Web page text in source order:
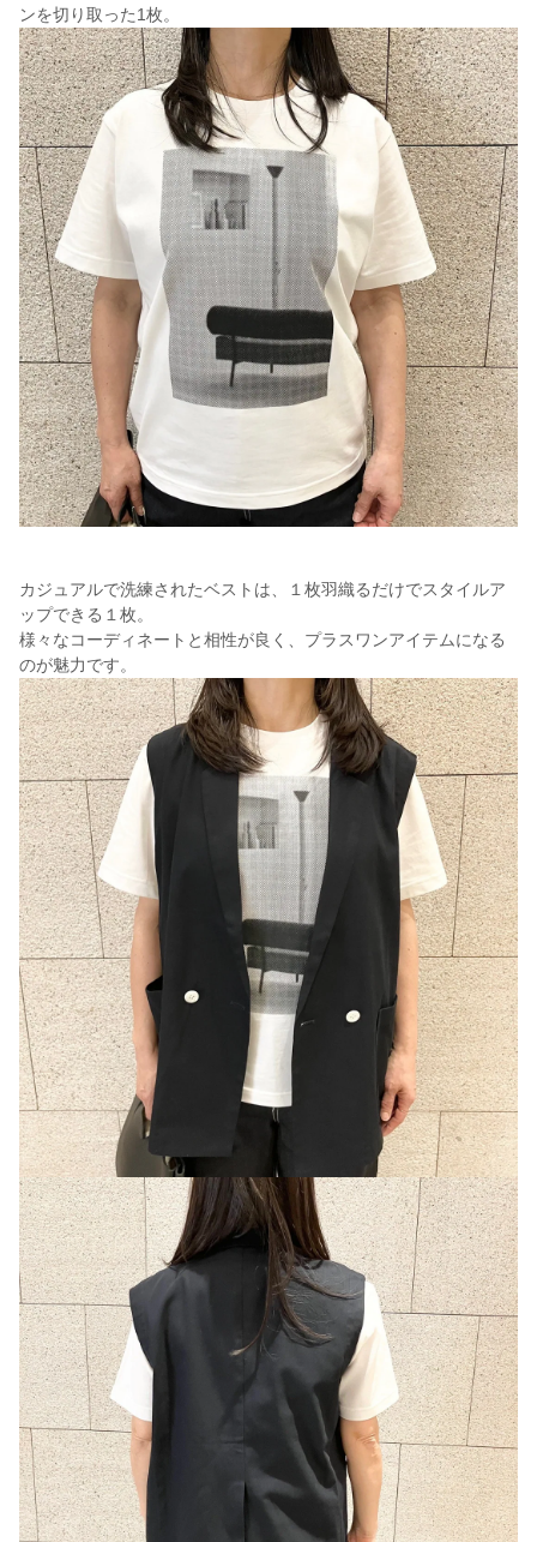
ンを切り取った1枚。
カジュアルで洗練されたベストは、１枚羽織るだけでスタイルア
ップできる１枚。
様々なコーディネートと相性が良く、プラスワンアイテムになる
のが魅力です。